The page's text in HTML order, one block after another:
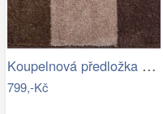
Koupelnová předložka MERKUR
799,-Kč